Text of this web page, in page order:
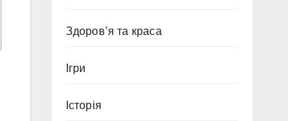
Здоров’я та краса
Ігри
Історія